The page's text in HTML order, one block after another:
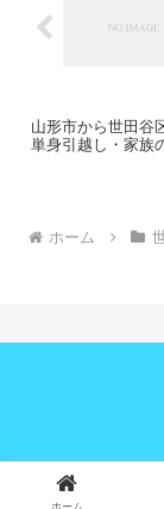
山形市から世田谷
単身引越し・家族
ホーム
ホーム